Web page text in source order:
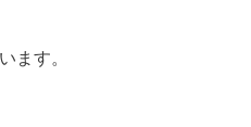
ます。